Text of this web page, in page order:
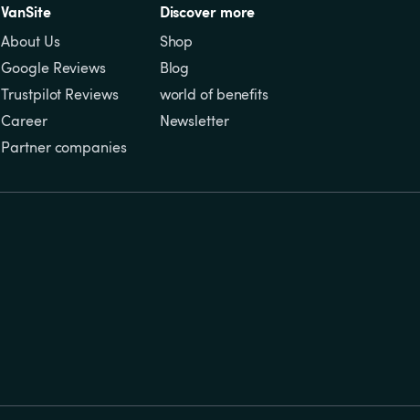
VanSite
About Us
Google Reviews
Trustpilot Reviews
Career
Partner companies
Discover more
Shop
Blog
world of benefits
Newsletter